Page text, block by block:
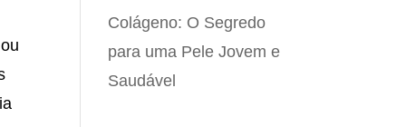
Colágeno: O Segredo
para uma Pele Jovem e
Saudável